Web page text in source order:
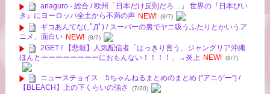
anaguro - 総合 / 欧州「日本だけ反則だろ…」 世界の『日本びい
き』にヨーロッパ全土から不満の声 NEW! (8/7)
ギコあんてな(,,ﾟДﾟ) / スーパーの裏でヤニ吸うふたりとかいうア
ニメ、面白い NEW! (8/7)
2GET / 【悲報】人気配信者「はっきり言う、ジャングリア沖縄
ほんとーーーーーーーーにおもんない！！！！」→炎上 NEW! (8/7)
ニュースチョイス 5ちゃんねるまとめのまとめ ("アニゲー") /
【BLEACH】上の下くらいの強さ
(7/30)